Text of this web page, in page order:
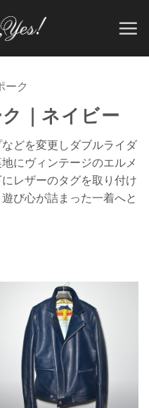
ーク
｜ネイビー
どを変更しダブルライダ
にヴィンテージのエルメ
レザーのタグを取り付け
び心が詰まった一着へと